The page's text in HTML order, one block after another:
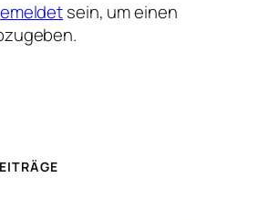
sein, um einen